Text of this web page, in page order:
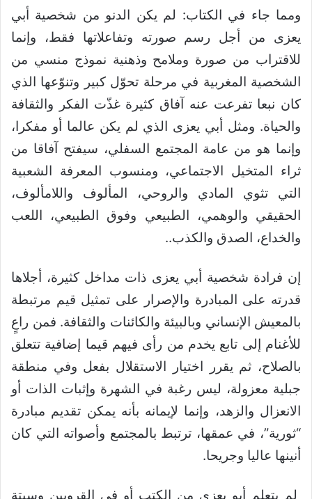
ومما جاء في الكتاب: لم يكن الدنو من شخصية أبي
يعزى من أجل رسم صورته وتفاعلاتها فقط، وإنما
للاقتراب من صورة وملامح وذهنية نموذج منسي من
الشخصية المغربية في مرحلة تحوّل كبير وتنوّعها الذي
كان نبعا تفرعت عنه آفاق كثيرة غذّت الفكر والثقافة
والحياة. ومثل أبي يعزى الذي لم يكن عالما أو مفكرا،
وإنما هو من عامة المجتمع السفلي، سيفتح آفاقا من
ثراء المتخيل الاجتماعي، ومنسوب المعرفة الشعبية
التي تثوي المادي والروحي، المألوف واللامألوف،
الحقيقي والوهمي، الطبيعي وفوق الطبيعي، اللعب
والخداع، الصدق والكذب..
إن فرادة شخصية أبي يعزى ذات مداخل كثيرة، أجلاها
قدرته على المبادرة والإصرار على تمثيل قيم مرتبطة
بالمعيش الإنساني وبالبيئة والكائنات والثقافة. فمن راعٍ
للأغنام إلى تابع يخدم من رأى فيهم قيما إضافية تتعلق
بالصلاح، ثم يقرر اختيار الاستقلال بفعل وفي منطقة
جبلية معزولة، ليس رغبة في الشهرة وإثبات الذات أو
الانعزال والزهد، وإنما لإيمانه بأنه يمكن تقديم مبادرة
“ثورية”، في عمقها، ترتبط بالمجتمع وأصواته التي كان
أنينها عاليا وجريحا.
لم يتعلم أبو يعزى من الكتب أو في القرويين وسبتة